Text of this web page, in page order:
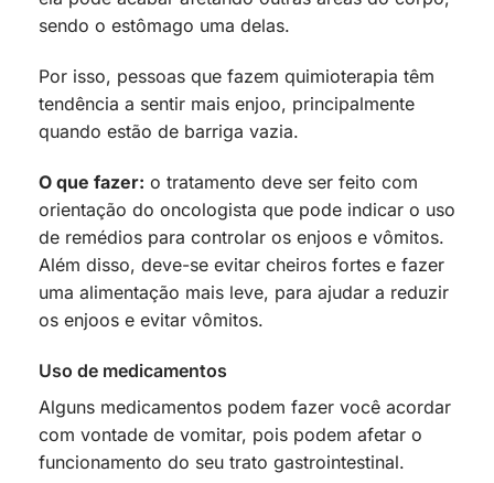
sendo o estômago uma delas.
Por isso, pessoas que fazem quimioterapia têm
tendência a sentir mais enjoo, principalmente
quando estão de barriga vazia.
O que fazer: o tratamento deve ser feito com
orientação do oncologista que pode indicar o uso
de remédios para controlar os enjoos e vômitos.
Além disso, deve-se evitar cheiros fortes e fazer
uma alimentação mais leve, para ajudar a reduzir
os enjoos e evitar vômitos.
Uso de medicamentos
Alguns medicamentos podem fazer você acordar
com vontade de vomitar, pois podem afetar o
funcionamento do seu trato gastrointestinal.